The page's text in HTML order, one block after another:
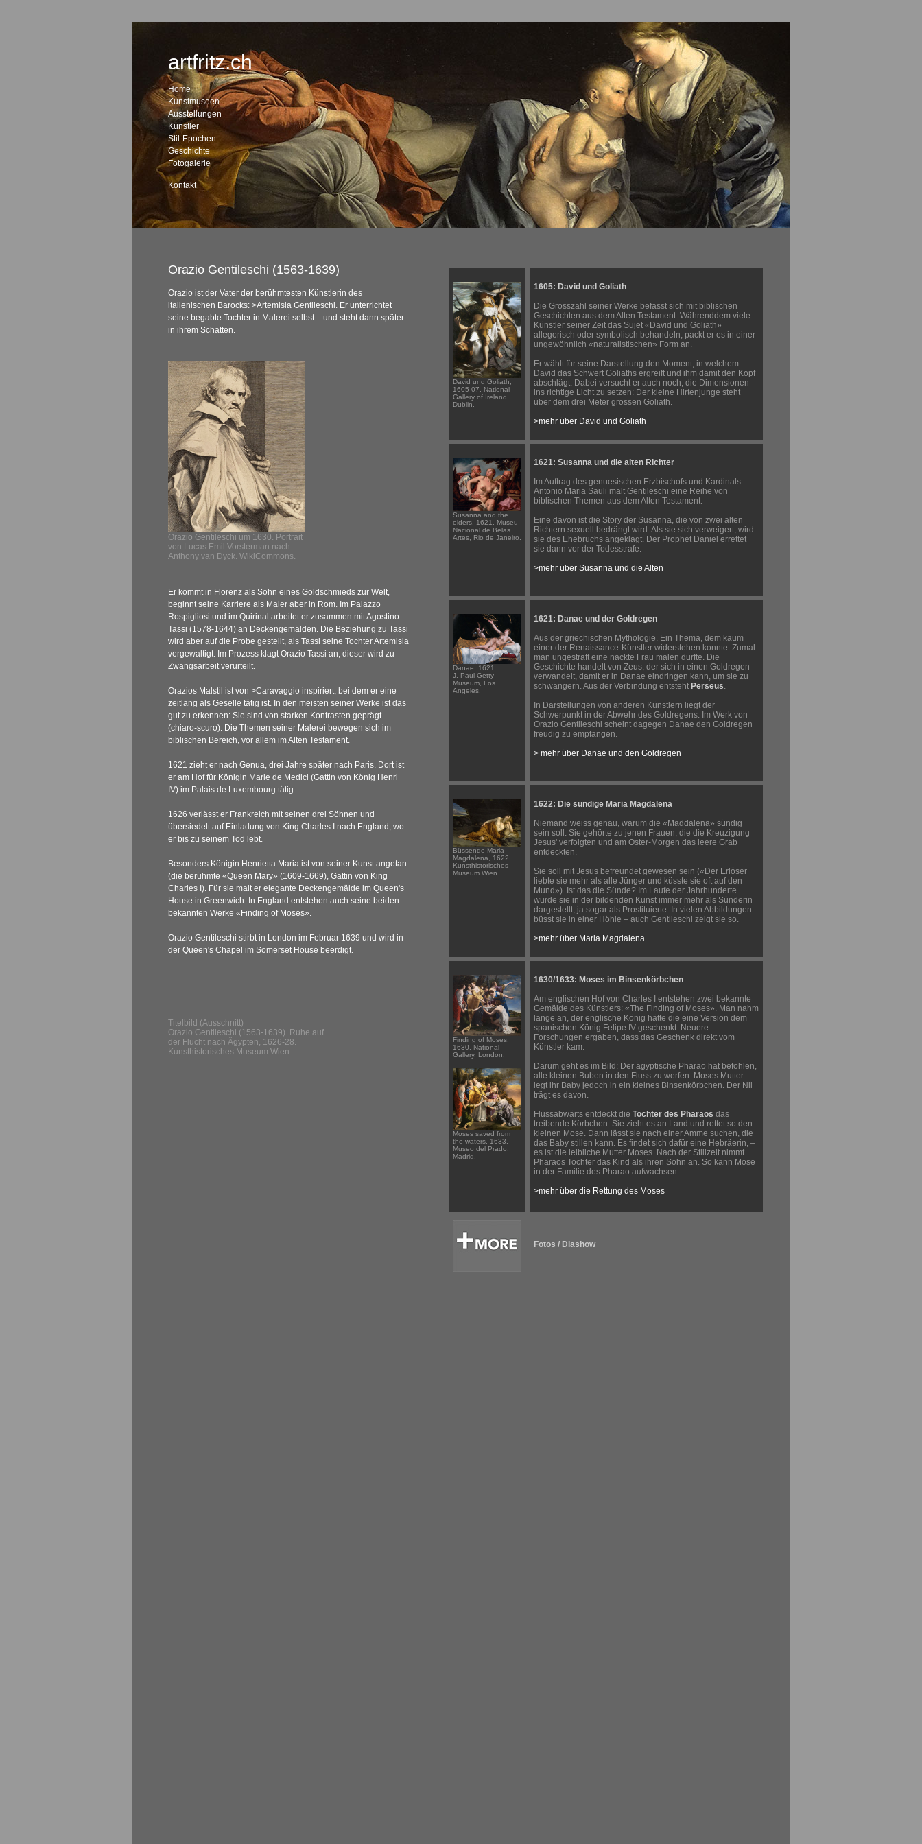
artfritz.ch
Home
Kunstmuseen
Ausstellungen
Künstler
Stil-Epochen
Geschichte
Fotogalerie
Kontakt
Orazio Gentileschi (1563-1639)
Orazio ist der Vater der berühmtesten Künstlerin des
italienischen Barocks: >Artemisia Gentileschi. Er unterrichtet
seine begabte Tochter in Malerei selbst – und steht dann später
in ihrem Schatten.
Orazio Gentileschi um 1630. Portrait
von Lucas Emil Vorsterman nach
Anthony van Dyck. WikiCommons.
Er kommt in Florenz als Sohn eines Goldschmieds zur Welt,
beginnt seine Karriere als Maler aber in Rom. Im Palazzo
Rospigliosi und im Quirinal arbeitet er zusammen mit Agostino
Tassi (1578-1644) an Deckengemälden. Die Beziehung zu Tassi
wird aber auf die Probe gestellt, als Tassi seine Tochter Artemisia
vergewaltigt. Im Prozess klagt Orazio Tassi an, dieser wird zu
Zwangsarbeit verurteilt.
Orazios Malstil ist von >Caravaggio inspiriert, bei dem er eine
zeitlang als Geselle tätig ist. In den meisten seiner Werke ist das
gut zu erkennen: Sie sind von starken Kontrasten geprägt
(chiaro-scuro). Die Themen seiner Malerei bewegen sich im
biblischen Bereich, vor allem im Alten Testament.
1621 zieht er nach Genua, drei Jahre später nach Paris. Dort ist
er am Hof für Königin Marie de Medici (Gattin von König Henri
IV) im Palais de Luxembourg tätig.
1626 verlässt er Frankreich mit seinen drei Söhnen und
übersiedelt auf Einladung von King Charles I nach England, wo
er bis zu seinem Tod lebt.
Besonders Königin Henrietta Maria ist von seiner Kunst angetan
(die berühmte «Queen Mary» (1609-1669), Gattin von King
Charles I). Für sie malt er elegante Deckengemälde im Queen's
House in Greenwich. In England entstehen auch seine beiden
bekannten Werke «Finding of Moses».
Orazio Gentileschi stirbt in London im Februar 1639 und wird in
der Queen's Chapel im Somerset House beerdigt.
Titelbild (Ausschnitt)
Orazio Gentileschi (1563-1639). Ruhe auf
der Flucht nach Ägypten, 1626-28.
Kunsthistorisches Museum Wien.
David und Goliath,
1605-07. National
Gallery of Ireland,
Dublin.
1605: David und Goliath
Die Grosszahl seiner Werke befasst sich mit biblischen
Geschichten aus dem Alten Testament. Währenddem viele
Künstler seiner Zeit das Sujet «David und Goliath»
allegorisch oder symbolisch behandeln, packt er es in einer
ungewöhnlich «naturalistischen» Form an.
Er wählt für seine Darstellung den Moment, in welchem
David das Schwert Goliaths ergreift und ihm damit den Kopf
abschlägt. Dabei versucht er auch noch, die Dimensionen
ins richtige Licht zu setzen: Der kleine Hirtenjunge steht
über dem drei Meter grossen Goliath.
>mehr über David und Goliath
Susanna and the
elders, 1621. Museu
Nacional de Belas
Artes, Rio de Janeiro.
1621: Susanna und die alten Richter
Im Auftrag des genuesischen Erzbischofs und Kardinals
Antonio Maria Sauli malt Gentileschi eine Reihe von
biblischen Themen aus dem Alten Testament.
Eine davon ist die Story der Susanna, die von zwei alten
Richtern sexuell bedrängt wird. Als sie sich verweigert, wird
sie des Ehebruchs angeklagt. Der Prophet Daniel errettet
sie dann vor der Todesstrafe.
>mehr über Susanna und die Alten
Danae, 1621.
J. Paul Getty
Museum, Los
Angeles.
1621: Danae und der Goldregen
Aus der griechischen Mythologie. Ein Thema, dem kaum
einer der Renaissance-Künstler widerstehen konnte. Zumal
man ungestraft eine nackte Frau malen durfte. Die
Geschichte handelt von Zeus, der sich in einen Goldregen
verwandelt, damit er in Danae eindringen kann, um sie zu
schwängern. Aus der Verbindung entsteht Perseus.
In Darstellungen von anderen Künstlern liegt der
Schwerpunkt in der Abwehr des Goldregens. Im Werk von
Orazio Gentileschi scheint dagegen Danae den Goldregen
freudig zu empfangen.
> mehr über Danae und den Goldregen
Büssende Maria
Magdalena, 1622.
Kunsthistorisches
Museum Wien.
1622: Die sündige Maria Magdalena
Niemand weiss genau, warum die «Maddalena» sündig
sein soll. Sie gehörte zu jenen Frauen, die die Kreuzigung
Jesus' verfolgten und am Oster-Morgen das leere Grab
entdeckten.
Sie soll mit Jesus befreundet gewesen sein («Der Erlöser
liebte sie mehr als alle Jünger und küsste sie oft auf den
Mund»). Ist das die Sünde? Im Laufe der Jahrhunderte
wurde sie in der bildenden Kunst immer mehr als Sünderin
dargestellt, ja sogar als Prostituierte. In vielen Abbildungen
büsst sie in einer Höhle – auch Gentileschi zeigt sie so.
>mehr über Maria Magdalena
Finding of Moses,
1630. National
Gallery, London.
Moses saved from
the waters, 1633.
Museo del Prado,
Madrid.
1630/1633: Moses im Binsenkörbchen
Am englischen Hof von Charles I entstehen zwei bekannte
Gemälde des Künstlers: «The Finding of Moses». Man nahm
lange an, der englische König hätte die eine Version dem
spanischen König Felipe IV geschenkt. Neuere
Forschungen ergaben, dass das Geschenk direkt vom
Künstler kam.
Darum geht es im Bild: Der ägyptische Pharao hat befohlen,
alle kleinen Buben in den Fluss zu werfen. Moses Mutter
legt ihr Baby jedoch in ein kleines Binsenkörbchen. Der Nil
trägt es davon.
Flussabwärts entdeckt die Tochter des Pharaos das
treibende Körbchen. Sie zieht es an Land und rettet so den
kleinen Mose. Dann lässt sie nach einer Amme suchen, die
das Baby stillen kann. Es findet sich dafür eine Hebräerin, –
es ist die leibliche Mutter Moses. Nach der Stillzeit nimmt
Pharaos Tochter das Kind als ihren Sohn an. So kann Mose
in der Familie des Pharao aufwachsen.
>mehr über die Rettung des Moses
Fotos / Diashow